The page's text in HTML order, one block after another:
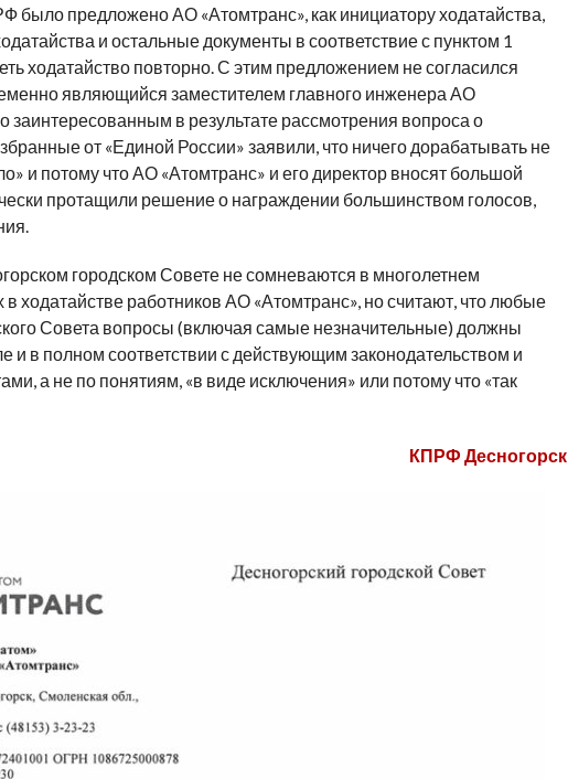
было предложено АО «Атомтранс», как инициатору ходатайства,
и остальные документы в соответствие с пунктом 1
ходатайство повторно. С этим предложением не согласился
являющийся заместителем главного инженера АО
заинтересованным в результате рассмотрения вопроса о
от «Единой России» заявили, что ничего дорабатывать не
и потому что АО «Атомтранс» и его директор вносят большой
протащили решение о награждении большинством голосов,
городском Совете не сомневаются в многолетнем
ходатайстве работников АО «Атомтранс», но считают, что любые
Совета вопросы (включая самые незначительные) должны
и в полном соответствии с действующим законодательством и
а не по понятиям, «в виде исключения» или потому что «так
КПРФ Десногорск